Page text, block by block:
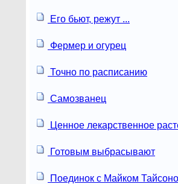
Его бьют, режут ...
Фермер и огурец
Точно по расписанию
Самозванец
Ценное лекарственное
Готовым выбрасывают
Поединок с Майком